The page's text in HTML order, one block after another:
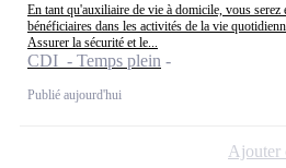
En tant qu'auxiliaire de vie à domicile, vous serez
bénéficiaires dans les activités de la vie
Assurer la sécurité et le...
CDI - Temps plein
Publié aujourd'hui
Ajouter